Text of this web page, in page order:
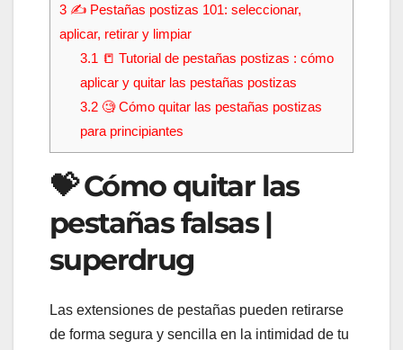
3 ✍ Pestañas postizas 101: seleccionar,
aplicar, retirar y limpiar
3.1 📒 Tutorial de pestañas postizas : cómo
aplicar y quitar las pestañas postizas
3.2🧐 Cómo quitar las pestañas postizas
para principiantes
💝 Cómo quitar las
pestañas falsas |
superdrug
Las extensiones de pestañas pueden retirarse
de forma segura y sencilla en la intimidad de tu